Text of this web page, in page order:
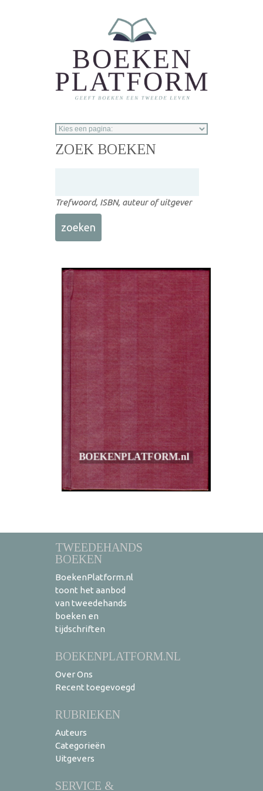
ZOEK BOEKEN
Trefwoord, ISBN, auteur of uitgever
TWEEDEHANDS
BOEKEN
BoekenPlatform.nl
toont het aanbod
van tweedehands
boeken en
tijdschriften
BOEKENPLATFORM.NL
Over Ons
Recent toegevoegd
RUBRIEKEN
Auteurs
Categorieën
Uitgevers
SERVICE &